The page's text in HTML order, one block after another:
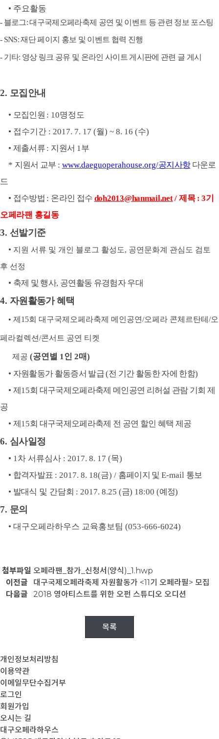
• 주요활동
- 블로그: 대구국제오페라축제 공연 및 이벤트 등 관련 정보 포스팅
- SNS: 재단 페이지 홍보 및 이벤트 협력 진행
- 기타: 영상 링크 공유 및 온라인 사이트 게시판에 관련 글 게시
2. 모집안내
• 모집인원 : 10명정도
• 접수기간 : 2017. 7. 17 (월) ~ 8. 16 (수)
• 제출서류 : 지원서 1 부
* 지원서 교부 : www.daeguoperahouse.org/공지사항 다운로
드
• 접수방법 : 온라인 접수 doh2013@hanmail.net/ 제목 : 3기
오페라팬 홍길동
3. 선발기준
• 지원 서류 및 개인 블로그 활성도, 공연문화계 관심도 검토
후 선정
• 축제 및 행사, 공연활동 유경험자 우대
4. 자원활동가 혜택
• 제15회 대구국제오페라축제 메인공연/오페라 콘체르탄테/오
페라컬렉션/콘서트 공연 티켓
제공 (공연별 1인 2매)
• 자원활동가 활동증서 발급(전 기간 활동한 자에 한함)
• 제15회 대구국제오페라축제 메인공연 리허설 관람 기회 제
공
• 제15회 대구국제오페라축제 전 공연 할인 혜택 제공
6. 심사일정
• 1 차 서류심사 : 2017. 8. 17 (목)
• 합격자발표 : 2017. 8. 18(금) / 홈페이지 및 E-mail 통보
• 발대식 및 간담회 : 2017. 8.25 (금) 18:00(예정)
7. 문의
• 대구오페라하우스 교육홍보팀 (053-666-6024)
첨부파일 오페라팬_참가_신청서(양식)_1.hwp
이전글
대구국제오페라축제 자원활동가 <11기 오페라필> 모집
다음글
2018 영아티스트를 위한 오펀 스튜디오 오디션
목록
개인정보처리방침
이용약관
이메일무단수집거부
로그인
회원가입
오시는 길
대구오페라하우스